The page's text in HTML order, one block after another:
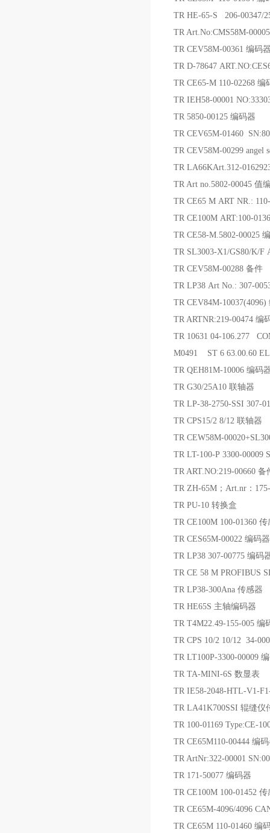
TR HE-65-S 206-00347/
TR Art.No:CMS58M-
TR CEV58M-00361 编码
TR D-78647
TR CE65-M 110-02268 编
TR IEH58-00001
TR 5850-00125 编码器
TR CEV65M-01460
TR CEV58M-00299 angel
TR LA66KArt.312-
TR Art no.5802-00045 值
TR CE65 M ART NR.:
TR CE100M ART:100-
TR CE58-M.5802-00025
TR SL3003-X1/GS80/K/F
TR CEV58M-00288 备件
TR LP38 Art No.: 307-
TR CEV84M-10037(4096)
TR ARTNR:219-00474 编
TR 10631 04-106.277
M0491 ST 6 63.00.60
TR QEH81M-10006 编码
TR G30/25A10 联轴器
TR LP-38-2750-SSI 307-
TR CPS15/2 8/12 联轴器
TR CEW58M-
TR LT-100-P 3300-00009
TR ART.NO:219-00660 备
TR ZH-65M；Art.nr：
TR PU-10 转换盒
TR CE100M 100-01360
TR CES65M-00022 编码器
TR LP38 307-00775 编码
TR CE 58 M PROFIBUS
TR LP38-300Ana 传感器
TR HE65S 主轴编码器
TR T4M22.49-155-005 编
TR CPS 10/2 10/12 34-
TR LT100P-3300-00009
TR TA-MINI-6S 数显表
TR IE58-2048-HTL-V1-
TR LA41K700SSI 辊缝仪
TR 100-01169 Type:CE-
TR CE65M110-00444 编
TR ArtNr:322-00001
TR 171-50077 编码器
TR CE100M 100-01452
TR CE65M-4096/4096
TR CE65M 110-01460 编